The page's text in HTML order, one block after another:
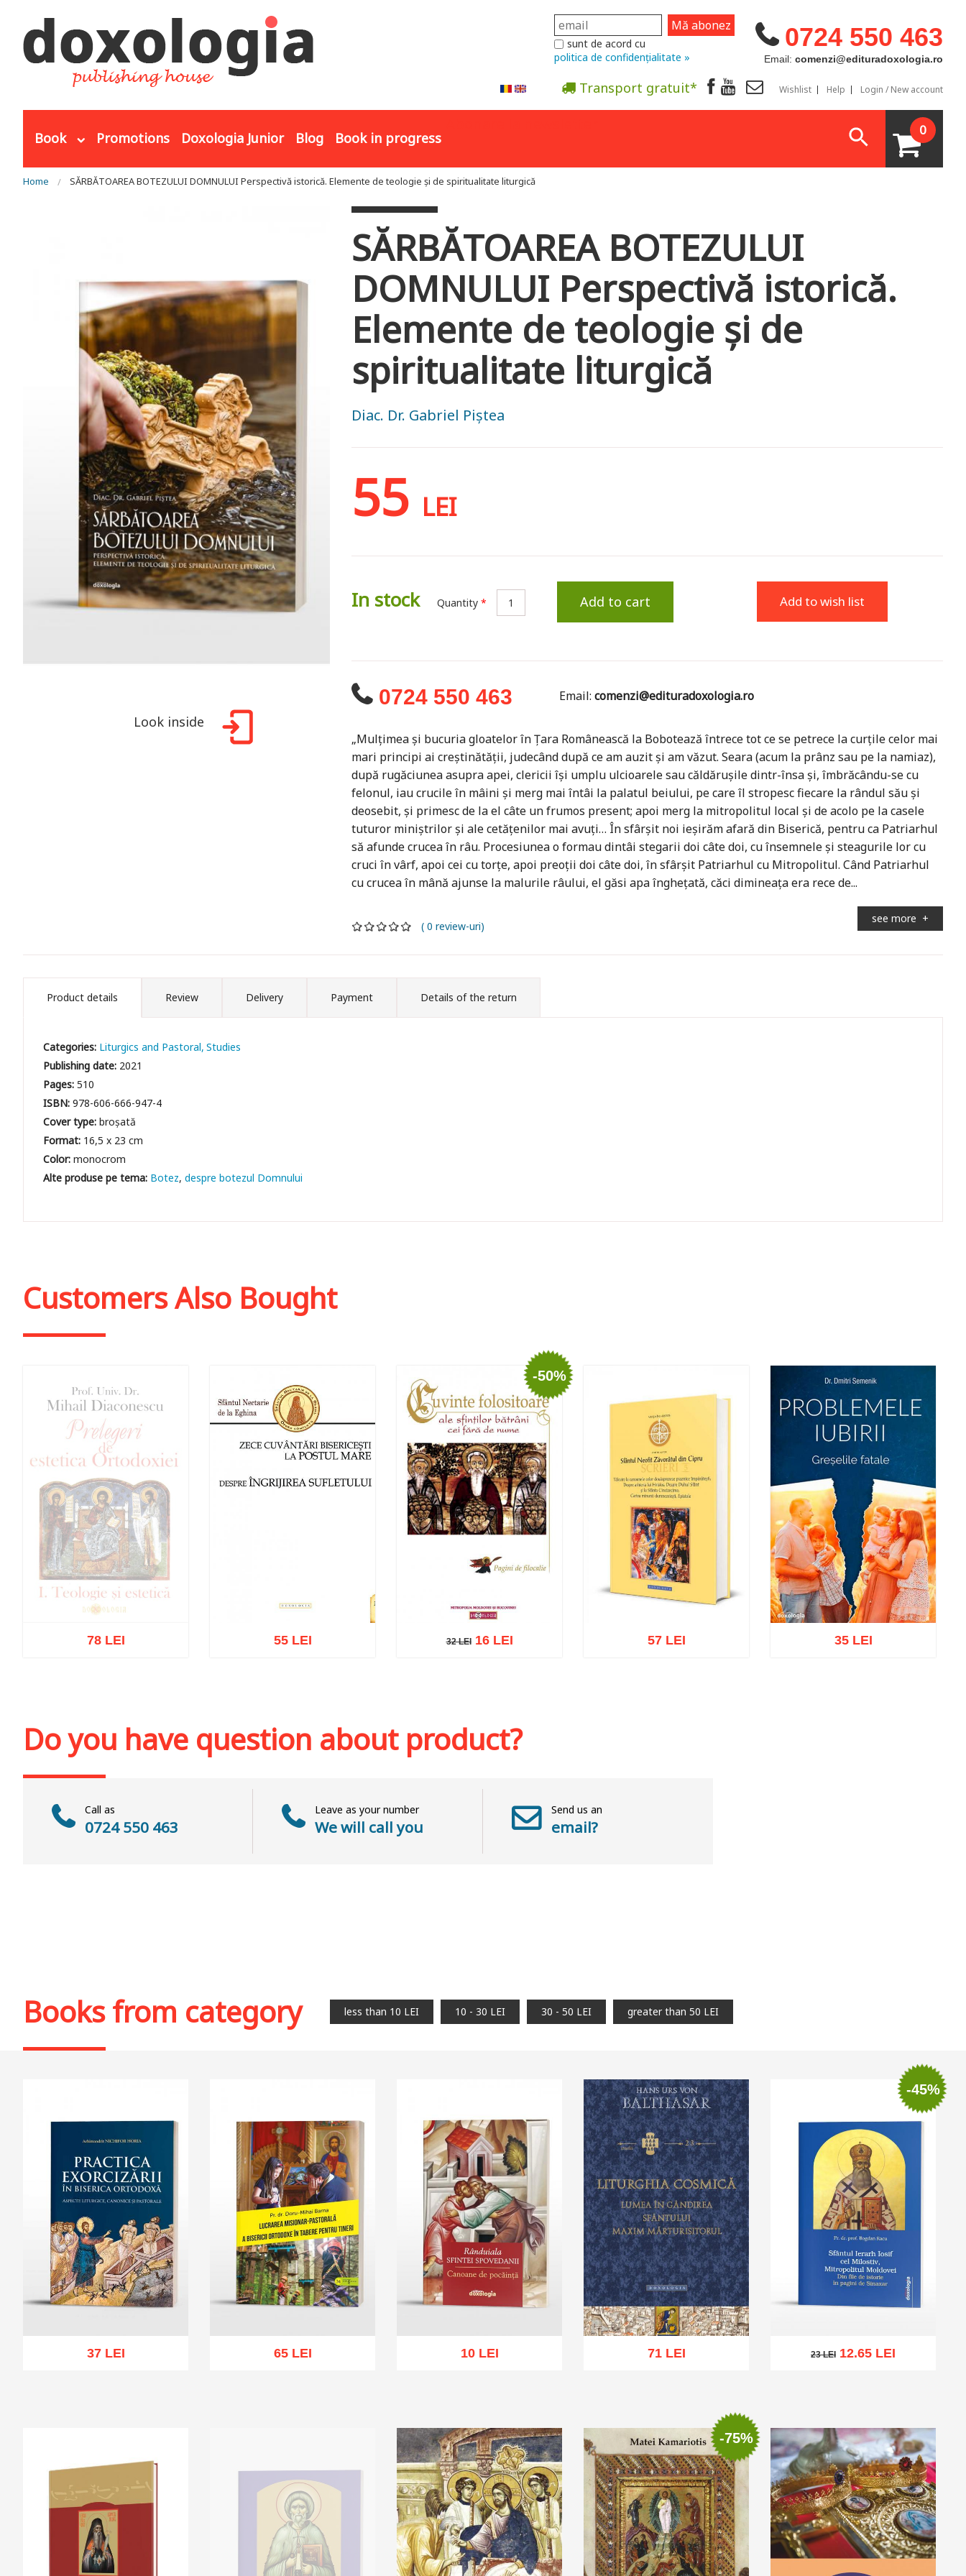
0724 550 463
Email: comenzi@edituradoxologia.ro
sunt de acord cu
politica de confidențialitate »
Transport gratuit* Wishlist Help Login / New account
Book Promotions Doxologia Junior Blog Book in progress 0
You are here
Home SĂRBĂTOAREA BOTEZULUI DOMNULUI Perspectivă istorică. Elemente de teologie și de spiritualitate liturgică
Look inside
SĂRBĂTOAREA BOTEZULUI
DOMNULUI Perspectivă istorică.
Elemente de teologie și de
spiritualitate liturgică
Diac. Dr. Gabriel Piștea
55 LEI
In stock Quantity * Add to cart Add to wish list
0724 550 463 Email:comenzi@edituradoxologia.ro
„Mulțimea și bucuria gloatelor în Țara Românească la Bobotează întrece tot ce se petrece la curțile celor mai
mari principi ai creștinătății, judecând după ce am auzit și am văzut. Seara (acum la prânz sau pe la namiaz),
după rugăciunea asupra apei, clericii își umplu ulcioarele sau căldărușile dintr-însa și, îmbrăcându-se cu
felonul, iau crucile în mâini și merg mai întâi la palatul beiului, pe care îl stropesc fiecare la rândul său și
deosebit, și primesc de la el câte un frumos present; apoi merg la mitropolitul local și de acolo pe la casele
tuturor miniștrilor și ale cetățenilor mai avuți… În sfârșit noi ieșirăm afară din Biserică, pentru ca Patriarhul
să afunde crucea în râu. Procesiunea o formau dintâi stegarii doi câte doi, cu însemnele și steagurile lor cu
cruci în vârf, apoi cei cu torțe, apoi preoții doi câte doi, în sfârșit Patriarhul cu Mitropolitul. Când Patriarhul
cu crucea în mână ajunse la malurile râului, el găsi apa înghețată, căci dimineața era rece de...
see more +
( 0 review-uri)
Product details Review Delivery Payment Details of the return
Categories: Liturgics and Pastoral Studies
Publishing date: 2021
Pages:510
ISBN:978-606-666-947-4
Cover type:broșată
Format: 16,5 x 23 cm
Color:monocrom
Botez despre botezul Domnului
Customers Also Bought
78 LEI 55 LEI
-50%
32 LEI16 LEI 57 LEI 35 LEI
Do you have question about product?
Call as
0724 550 463
Leave as your number
We will call you
Send us an
email?
Books from category less than 10 LEI 10 - 30 LEI 30 - 50 LEI greater than 50 LEI
37 LEI 65 LEI
Add to cart Add to wish list
10 LEI
Add to cart Add to wish list
71 LEI
-45%
Add to cart Add to wish list
23 LEI 12.65 LEI
-75%